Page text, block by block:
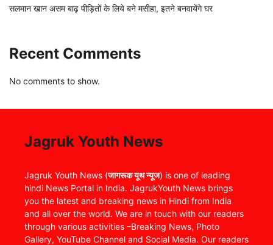
सलमान खान असम बाढ़ पीड़ितों के लिये बने मसीहा, इतने बनवायेंगे घर
Recent Comments
No comments to show.
Jagruk Youth News
Jagruk Youth News (जागरूक यूथ न्यूज) is one of leading
hindi News Portal in India. JagrukYouth News brings
you the latest and breaking news in Hindi from India
and all over the world. We are in touch with our readers
through various activities –Breaking News, Photo
Gallery, YouTube Channel and Social Media. Our readers